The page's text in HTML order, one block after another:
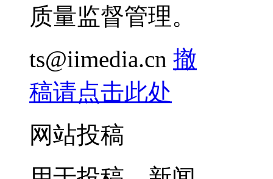
质量监督管理。
ts@iimedia.cn 撤
稿请点击此处
网站投稿